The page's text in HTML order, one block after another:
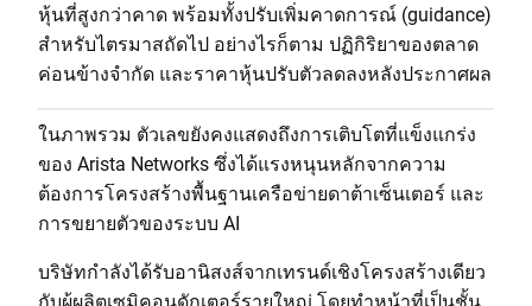
หุ้นที่สูงกว่าคาด พร้อมทั้งปรับเพิ่มคาดการณ์ (guidance)
สำหรับไตรมาสถัดไป อย่างไรก็ตาม ปฏิกิริยาของตลาด
ค่อนข้างจำกัด และราคาหุ้นปรับตัวลดลงหลังประกาศผล
ในภาพรวม ตัวเลขยังคงแสดงถึงการเติบโตที่แข็งแกร่ง
ของ Arista Networks ซึ่งได้แรงหนุนหลักจากความ
ต้องการโครงสร้างพื้นฐานเครือข่ายดาต้าเซ็นเตอร์ และ
การขยายตัวของระบบ AI
บริษัทกำลังได้รับอานิสงส์จากเทรนด์เชิงโครงสร้างเดียว
กับผู้ผลิตเซมิคอนดักเตอร์รายใหญ่ โดยทำหน้าที่เป็นชั้น